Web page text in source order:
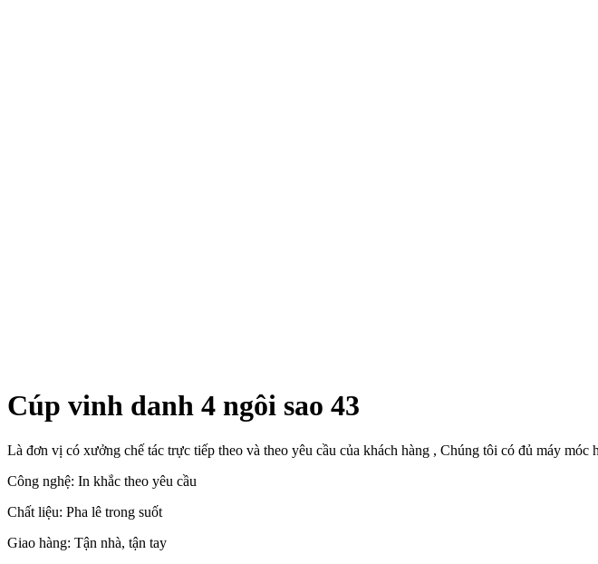
Cúp vinh danh 4 ngôi sao 43
Là đơn vị có xưởng chế tác trực tiếp theo và theo yêu cầu của khách hàng , Chúng tôi có đủ máy
Công nghệ: In khắc theo yêu cầu
Chất liệu: Pha lê trong suốt
Giao hàng: Tận nhà, tận tay